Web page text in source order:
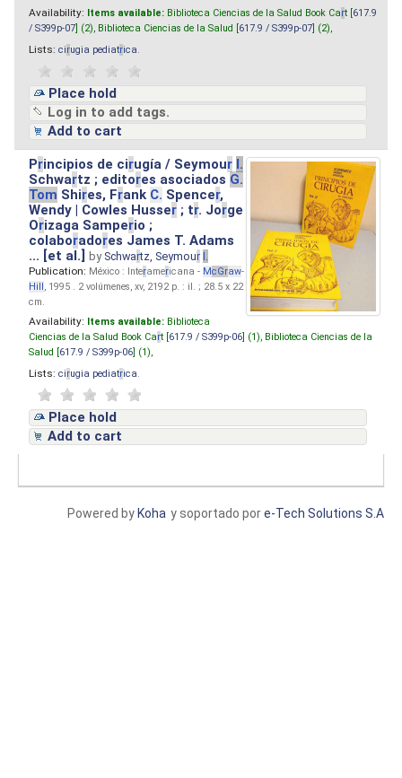
Availability: Items available: Biblioteca Ciencias de la Salud Book Cart [ 617.9
/ S399p-07 ] (2), Biblioteca Ciencias de la Salud [ 617.9 / S399p-07 ] (2),
Lists: cirugia pediatrica
Place hold
Log in to add tags.
Add to cart
Principios de cirugía / Seymour I.
Schwartz ; editores asociados G.
Tom Shires, Frank C. Spencer,
Wendy | Cowles Husser ; tr. Jorge
Orizaga Samperio ;
colaboradores James T. Adams
... [et al.]by Schwartz, Seymour I.
Publication: México : Interamericana - McGraw-
Hill, 1995 . 2 volúmenes, xv, 2192 p. : il. ; 28.5 x 22
cm.
Availability: Items available: Biblioteca
Ciencias de la Salud Book Cart [ 617.9 / S399p-06 ] (1), Biblioteca Ciencias de la
Salud [ 617.9 / S399p-06 ] (1),
Lists: cirugia pediatrica
Place hold
Add to cart
y soportado pore-Tech Solutions S.A
Powered by Koha